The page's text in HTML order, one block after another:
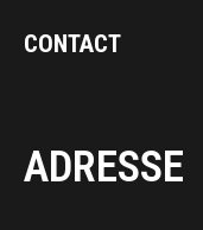
CONTACT
ADRESSE